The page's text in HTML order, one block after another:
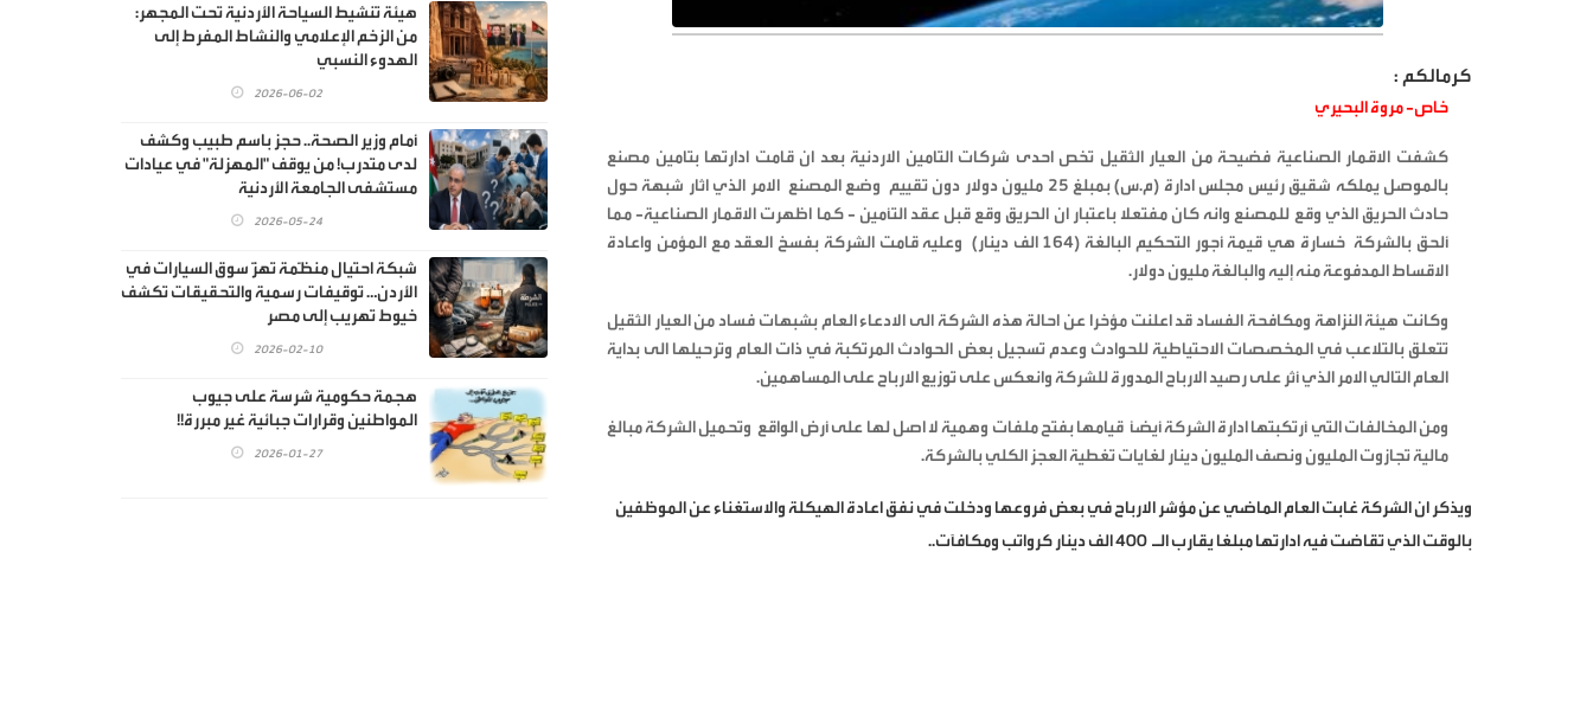
كرمالكم :
خاص- مروة البحيري
كشفت الاقمار الصناعية فضيحة من العيار الثقيل تخص احدى شركات التامين الاردنية بعد ان قامت ادارتها بتامين مصنع
بالموصل يملكه شقيق رئيس مجلس ادارة (م.س) بمبلغ 25 مليون دولار دون تقييم وضع المصنع الامر الذي اثار شبهة حول
حادث الحريق الذي وقع للمصنع وانه كان مفتعلا باعتبار ان الحريق وقع قبل عقد التأمين - كما اظهرت الاقمار الصناعية- مما
ألحق بالشركة خسارة هي قيمة أجور التحكيم البالغة (164 الف دينار) وعليه قامت الشركة بفسخ العقد مع المؤمن واعادة
الاقساط المدفوعة منه إليه والبالغة مليون دولار.
وكانت هيئة النزاهة ومكافحة الفساد قد اعلنت مؤخرا عن احالة هذه الشركة الى الادعاء العام بشبهات فساد من العيار الثقيل
تتعلق بالتلاعب في المخصصات الاحتياطية للحوادث وعدم تسجيل بعض الحوادث المرتكبة في ذات العام وترحيلها الى بداية
العام التالي الامر الذي أثر على رصيد الارباح المدورة للشركة وانعكس على توزيع الارباح على المساهمين.
ومن المخالفات التي أرتكبتها ادارة الشركة أيضاً قيامها بفتح ملفات وهمية لا اصل لها على أرض الواقع وتحميل الشركة مبالغ
مالية تجازوت المليون ونصف المليون دينار لغايات تغطية العجز الكلي بالشركة.
ويذكر ان الشركة غابت العام الماضي عن مؤشر الارباح في بعض فروعها ودخلت في نفق اعادة الهيكلة والاستغناء عن الموظفين
بالوقت الذي تقاضت فيه ادارتها مبلغا يقارب الـ 400 الف دينار كرواتب ومكافآت..
هيئة تنشيط السياحة الأردنية تحت المجهر:
من الزخم الإعلامي والنشاط المفرط إلى
الهدوء النسبي
2026-06-02
أمام وزير الصحة.. حجز باسم طبيب وكشف
لدى متدرب! من يوقف "المهزلة" في عيادات
مستشفى الجامعة الأردنية
2026-05-24
شبكة احتيال منظّمة تهزّ سوق السيارات في
الأردن… توقيفات رسمية والتحقيقات تكشف
خيوط تهريب إلى مصر
2026-02-10
هجمة حكومية شرسة على جيوب
المواطنين وقرارات جبائية غير مبررة!!
2026-01-27